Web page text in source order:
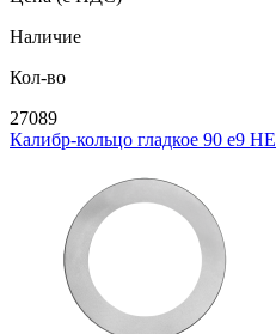
Наличие
Кол-во
27089
Калибр-кольцо гладкое 90 e9 НЕ